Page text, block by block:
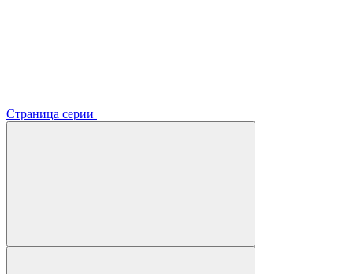
Страница серии